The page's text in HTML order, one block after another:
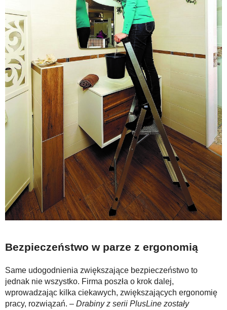
Bezpieczeństwo w parze z ergonomią
Same udogodnienia zwiększające bezpieczeństwo to
jednak nie wszystko. Firma poszła o krok dalej,
wprowadzając kilka ciekawych, zwiększających ergonomię
pracy, rozwiązań. – Drabiny z serii PlusLine zostały